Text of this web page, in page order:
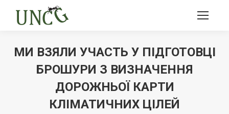
МИ ВЗЯЛИ УЧАСТЬ У ПІДГОТОВЦІ
БРОШУРИ З ВИЗНАЧЕННЯ
ДОРОЖНЬОЇ КАРТИ
КЛІМАТИЧНИХ ЦІЛЕЙ